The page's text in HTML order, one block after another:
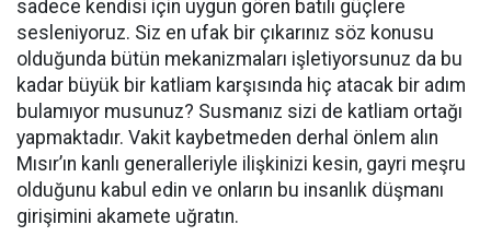
sadece kendisi için uygun gören batılı güçlere
sesleniyoruz. Siz en ufak bir çıkarınız söz konusu
olduğunda bütün mekanizmaları işletiyorsunuz da bu
kadar büyük bir katliam karşısında hiç atacak bir adım
bulamıyor musunuz? Susmanız sizi de katliam ortağı
yapmaktadır. Vakit kaybetmeden derhal önlem alın
Mısır’ın kanlı generalleriyle ilişkinizi kesin, gayri meşru
olduğunu kabul edin ve onların bu insanlık düşmanı
girişimini akamete uğratın.